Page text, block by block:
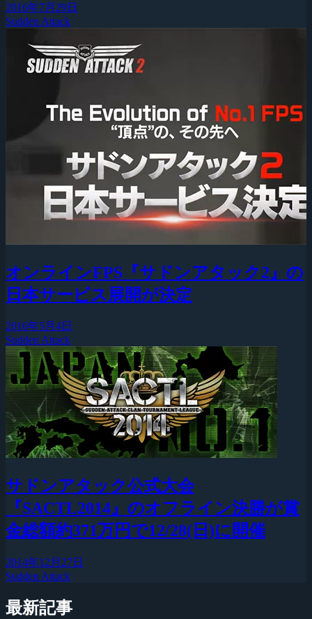
2016年7月29日
Sudden Attack
オンラインFPS『サドンアタック2』の
日本サービス展開が決定
2016年5月4日
Sudden Attack
サドンアタック公式大会
『SACTL2014』のオフライン決勝が賞
金総額約371万円で12/28(日)に開催
2014年12月27日
Sudden Attack
最新記事